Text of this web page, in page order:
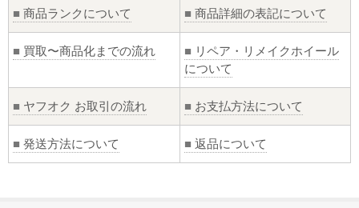
■ 商品ランクについて ■ 商品詳細の表記について
■ 買取〜商品化までの流れ ■ リペア・リメイクホイール
について
■ ヤフオク お取引の流れ ■ お支払方法について
■ 発送方法について ■ 返品について